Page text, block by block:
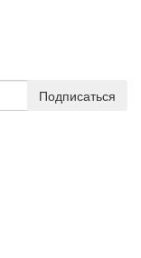
Подписаться